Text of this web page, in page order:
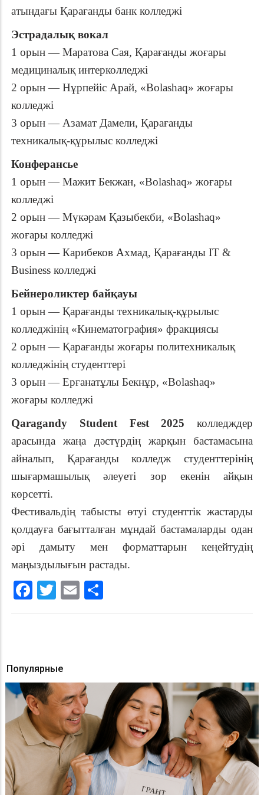
атындағы Қарағанды банк колледжі
Эстрадалық вокал
1 орын — Маратова Сая, Қарағанды жоғары
медициналық интерколледжі
2 орын — Нұрпейіс Арай, «Bolashaq» жоғары
колледжі
3 орын — Азамат Дамели, Қарағанды
техникалық-құрылыс колледжі
Конферансье
1 орын — Мажит Бекжан, «Bolashaq» жоғары
колледжі
2 орын — Мүкәрам Қазыбекби, «Bolashaq»
жоғары колледжі
3 орын — Карибеков Ахмад, Қарағанды IT &
Business колледжі
Бейнероликтер байқауы
1 орын — Қарағанды техникалық-құрылыс
колледжінің «Кинематография» фракциясы
2 орын — Қарағанды жоғары политехникалық
колледжінің студенттері
3 орын — Ерғанатұлы Бекнұр, «Bolashaq»
жоғары колледжі
Qaragandy Student Fest 2025 колледждер
арасында жаңа дәстүрдің жарқын бастамасына
айналып, Қарағанды колледж студенттерінің
шығармашылық әлеуеті зор екенін айқын
көрсетті.
Фестивальдің табысты өтуі студенттік жастарды
қолдауға бағытталған мұндай бастамаларды одан
әрі дамыту мен форматтарын кеңейтудің
маңыздылығын растады.
Facebook
Twitter
Email
Популярные